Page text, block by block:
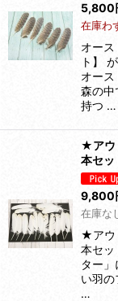
5,800
在庫わ
オー
ト】
オース
森の中
持つ …
★アウ
本セッ
9,800
在庫な
★アウ
本セッ
ター
い羽の
…